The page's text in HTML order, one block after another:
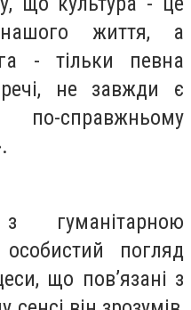
життя, а
- тільки певна
не завжди є
справжньому
гуманітарною
погляд
що пов’язані з